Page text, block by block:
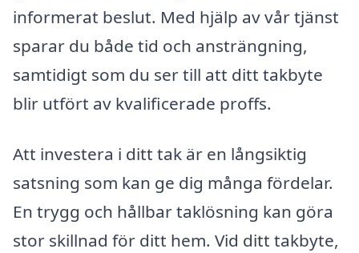
informerat beslut. Med hjälp av vår tjänst
sparar du både tid och ansträngning,
samtidigt som du ser till att ditt takbyte
blir utfört av kvalificerade proffs.
Att investera i ditt tak är en långsiktig
satsning som kan ge dig många fördelar.
En trygg och hållbar taklösning kan göra
stor skillnad för ditt hem. Vid ditt takbyte,